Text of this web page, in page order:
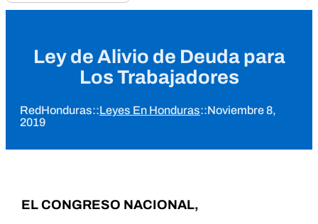
Ley de Alivio de Deuda para
Los Trabajadores
RedHonduras::Leyes En Honduras::Noviembre 8,
2019
EL CONGRESO NACIONAL,